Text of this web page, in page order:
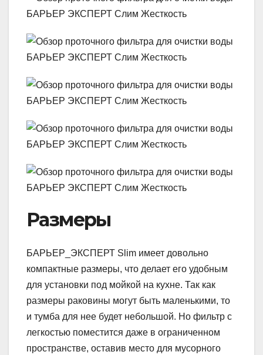
Размеры
БАРЬЕР_ЭКСПЕРТ Slim имеет довольно
компактные размеры, что делает его удобным
для установки под мойкой на кухне. Так как
размеры раковины могут быть маленькими, то
и тумба для нее будет небольшой. Но фильтр с
легкостью поместится даже в ограниченном
пространстве, оставив место для мусорного